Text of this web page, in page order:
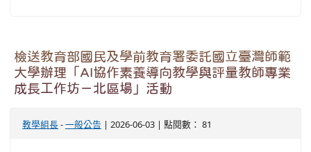
檢送教育部國民及學前教育署委託國立臺灣師範
大學辦理「AI協作素養導向教學與評量教師專業
成長工作坊－北區場」活動
教學組長-一般公告 | 2026-06-03 | 點閱數： 81